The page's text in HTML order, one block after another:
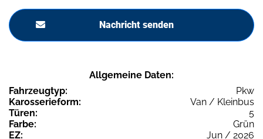
Nachricht senden
Allgemeine Daten:
Fahrzeugtyp:
Pkw
Karosserieform:
Van / Kleinbus
Türen:
5
Farbe:
Grün
EZ:
Jun / 2026